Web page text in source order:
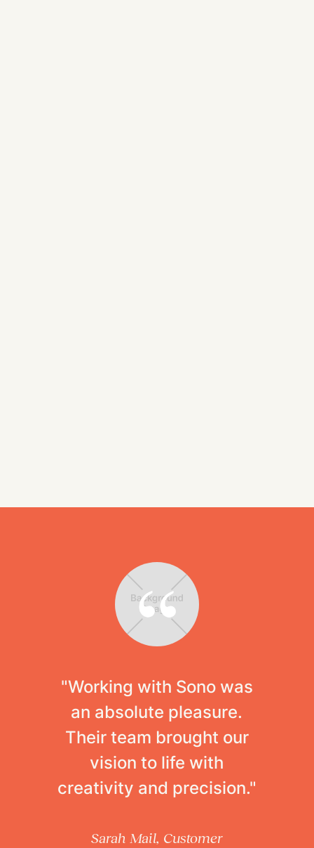
"Working with Sono was
an absolute pleasure.
Their team brought our
vision to life with
creativity and precision."
Sarah Mail, Customer